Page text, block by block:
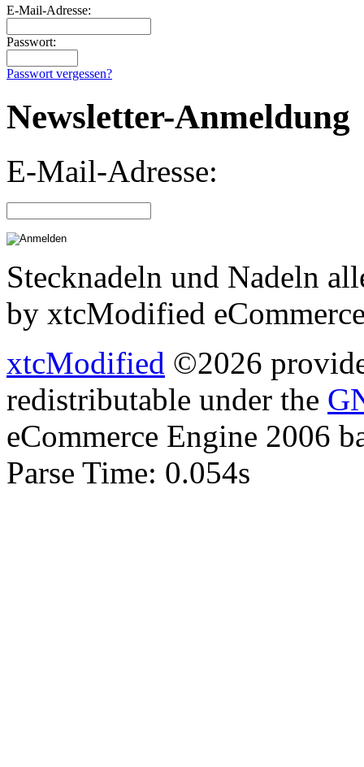
E-Mail-Adresse:
Passwort:
Passwort vergessen?
Newsletter-Anmeldung
E-Mail-Adresse:
Stecknadeln und Nadeln
by xtcModified
xtcModified ©2026
redistributable under the
eCommerce Engine 2006
Parse Time: 0.054s